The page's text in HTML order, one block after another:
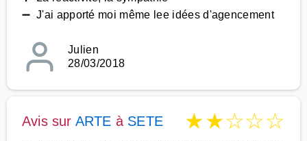
➖ J'ai apporté moi même lee idées d'agencement
Julien
28/03/2018
Avis sur ARTE à SETE ★★☆☆☆